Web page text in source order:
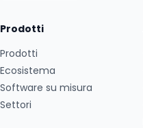
Prodotti
Prodotti
Ecosistema
Software su misura
Settori